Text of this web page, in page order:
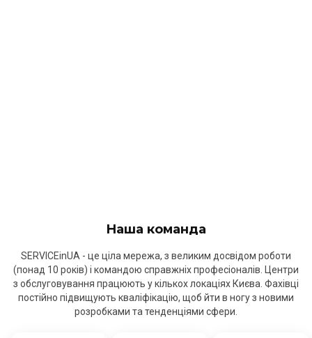
Наша команда
SERVICEinUA - це ціла мережа, з великим досвідом роботи
(понад 10 років) і командою справжніх професіоналів. Центри
з обслуговування працюють у кількох локаціях Києва. Фахівці
постійно підвищують кваліфікацію, щоб йти в ногу з новими
розробками та тенденціями сфери.